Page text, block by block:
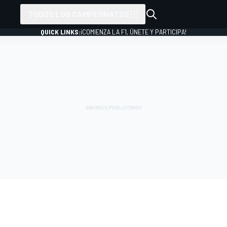
QUICK LINKS:¡COMIENZA LA F1, ÚNETE Y PARTICIPA!